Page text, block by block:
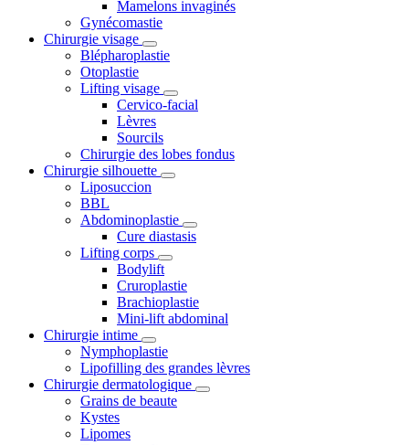
Mamelons invaginés
Gynécomastie
Chirurgie visage
Blépharoplastie
Otoplastie
Lifting visage
Cervico-facial
Lèvres
Sourcils
Chirurgie des lobes fondus
Chirurgie silhouette
Liposuccion
BBL
Abdominoplastie
Cure diastasis
Lifting corps
Bodylift
Cruroplastie
Brachioplastie
Mini-lift abdominal
Chirurgie intime
Nymphoplastie
Lipofilling des grandes lèvres
Chirurgie dermatologique
Grains de beaute
Kystes
Lipomes